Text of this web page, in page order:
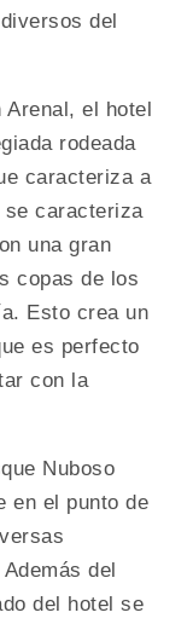
del
Arenal, el hotel
rodeada
caracteriza a
se caracteriza
una gran
copas de los
Esto crea un
es perfecto
con la
Nuboso
en el punto de
del
del hotel se